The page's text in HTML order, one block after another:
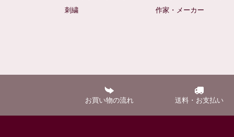
刺繍
作家・メーカー
お買い物の流れ 送料・お支払い